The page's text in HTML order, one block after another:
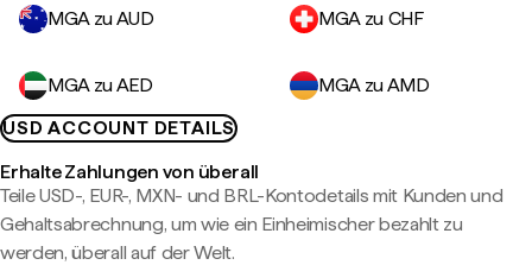
MGA zu AUD MGA zu CHF
MGA zu AED
MGA zu AMD
USD ACCOUNT DETAILS
Erhalte Zahlungen von überall
Teile USD-, EUR-, MXN- und BRL-Kontodetails mit Kunden und
Gehaltsabrechnung, um wie ein Einheimischer bezahlt zu
werden, überall auf der Welt.